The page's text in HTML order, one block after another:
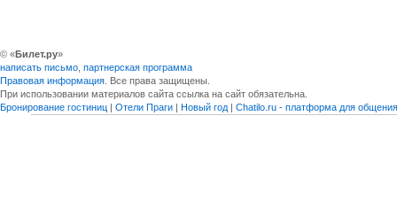
© «Билет.ру»
написать письмо партнерская программа
Правовая информация . Все права защищены.
При использовании материалов сайта ссылка на сайт обязательна.
Бронирование гостиниц | Отели Праги | Новый год | Chatilo.ru - платформа для